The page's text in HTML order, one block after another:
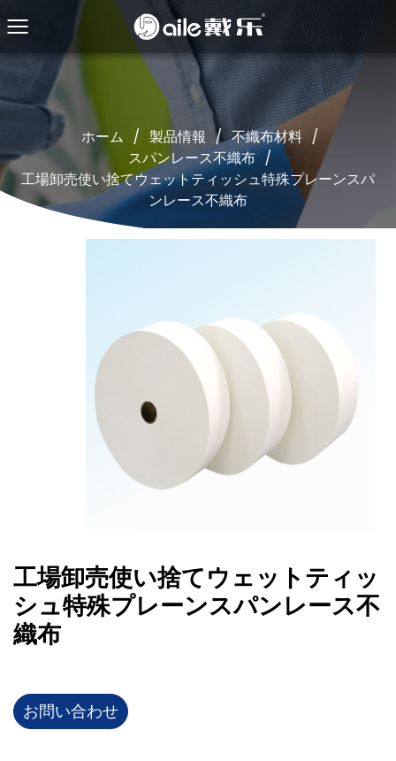
ホーム / 製品情報 /不織布材料 /
スパンレース不織布/
工場卸売使い捨てウェットティッシュ特殊プレーンスパ
ンレース不織布
工場卸売使い捨てウェットティッ
シュ特殊プレーンスパンレース不
織布
お問い合わせ